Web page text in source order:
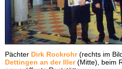
Pächter Dirk Rockrohr(rechts im
Dettingen an der Iller(Mitte), beim